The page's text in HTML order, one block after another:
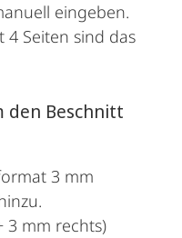
eingeben.
4 Seiten sind das
den Beschnitt
3 mm
3 mm rechts)